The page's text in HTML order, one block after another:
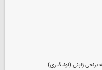
ژاپنی (اونیگیری)